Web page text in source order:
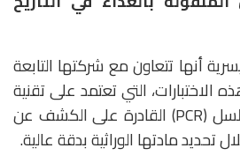
أنها تتعاون مع شركتها التابعة
الاختبارات، التي تعتمد على تقنية
تفاعل البوليميراز المتسلسل (PCR) القادرة على الكشف عن
مادتها الوراثية بدقة عالية.